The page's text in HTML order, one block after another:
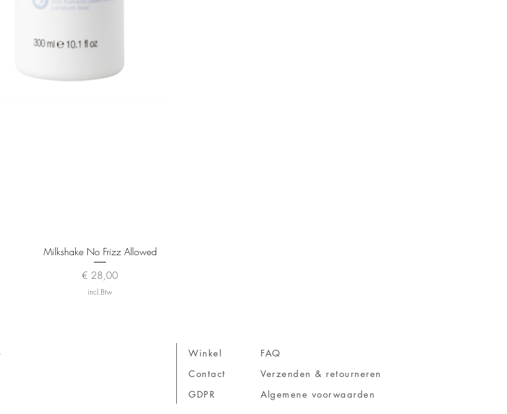
Snel overzicht
Milkshake No Frizz Allowed
Prijs
€ 28,00
incl.Btw
Winkel
Contact
GDPR
FAQ
Verzenden & retourneren
Algemene voorwaarden